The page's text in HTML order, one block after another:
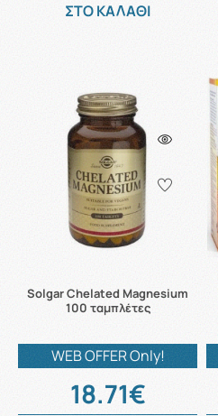
ΣΤΟ ΚΑΛΑΘΙ
Solgar Chelated Magnesium
100 ταμπλέτες
WEB OFFER Only!
18.71€